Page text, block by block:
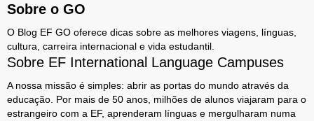
Sobre o GO
O Blog EF GO oferece dicas sobre as melhores viagens, línguas,
cultura, carreira internacional e vida estudantil.
Sobre EF International Language Campuses
A nossa missão é simples: abrir as portas do mundo através da
educação. Por mais de 50 anos, milhões de alunos viajaram para o
estrangeiro com a EF, aprenderam línguas e mergulharam numa